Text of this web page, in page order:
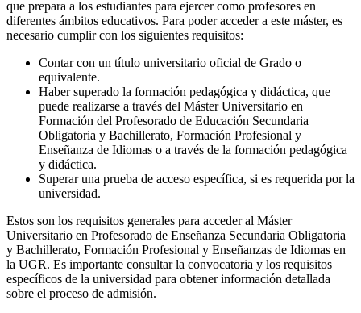
que prepara a los estudiantes para ejercer como profesores en
diferentes ámbitos educativos. Para poder acceder a este máster, es
necesario cumplir con los siguientes requisitos:
Contar con un título universitario oficial de Grado o
equivalente.
Haber superado la formación pedagógica y didáctica, que
puede realizarse a través del Máster Universitario en
Formación del Profesorado de Educación Secundaria
Obligatoria y Bachillerato, Formación Profesional y
Enseñanza de Idiomas o a través de la formación pedagógica
y didáctica.
Superar una prueba de acceso específica, si es requerida por la
universidad.
Estos son los requisitos generales para acceder al Máster
Universitario en Profesorado de Enseñanza Secundaria Obligatoria
y Bachillerato, Formación Profesional y Enseñanzas de Idiomas en
la UGR. Es importante consultar la convocatoria y los requisitos
específicos de la universidad para obtener información detallada
sobre el proceso de admisión.